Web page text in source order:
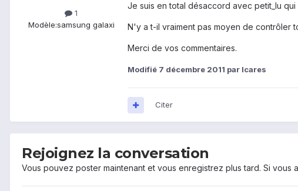
1
Modèle:samsung galaxi
Je suis en total désaccord avec petit_lu
N'y a t-il vraiment pas moyen de contrôler
Merci de vos commentaires.
Modifié 7 décembre 2011 par Icares
Citer
Rejoignez la conversation
Vous pouvez poster maintenant et vous enregistrez plus tard. Si vous